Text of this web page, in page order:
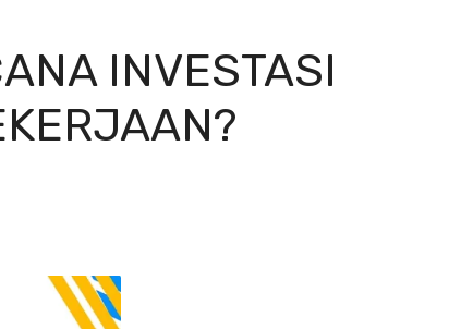
INVESTASI